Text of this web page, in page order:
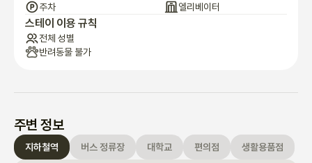
주차 엘리베이터
스테이 이용 규칙
전체 성별
반려동물 불가
주변 정보
지하철역 버스 정류장 대학교 편의점 생활용품점